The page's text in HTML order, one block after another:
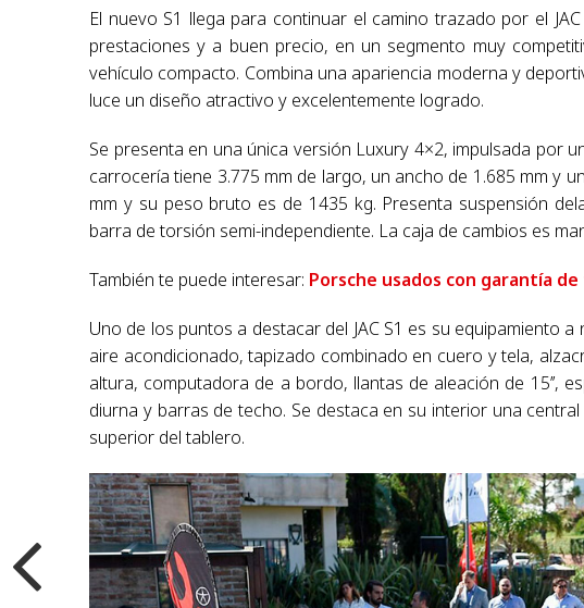
El nuevo S1 llega para continuar el camino trazado por el
prestaciones y a buen precio, en un segmento muy
vehículo compacto. Combina una apariencia moderna y
luce un diseño atractivo y excelentemente logrado.
Se presenta en una única versión Luxury 4×2, impulsada por
carrocería tiene 3.775 mm de largo, un ancho de 1.685 mm y
mm y su peso bruto es de 1435 kg. Presenta suspensión
barra de torsión semi-independiente. La caja de cambios es
También te puede interesar: Porsche usados con garantía
Uno de los puntos a destacar del JAC S1 es su equipamiento
aire acondicionado, tapizado combinado en cuero y tela,
altura, computadora de a bordo, llantas de aleación de 15’’,
diurna y barras de techo. Se destaca en su interior una
superior del tablero.